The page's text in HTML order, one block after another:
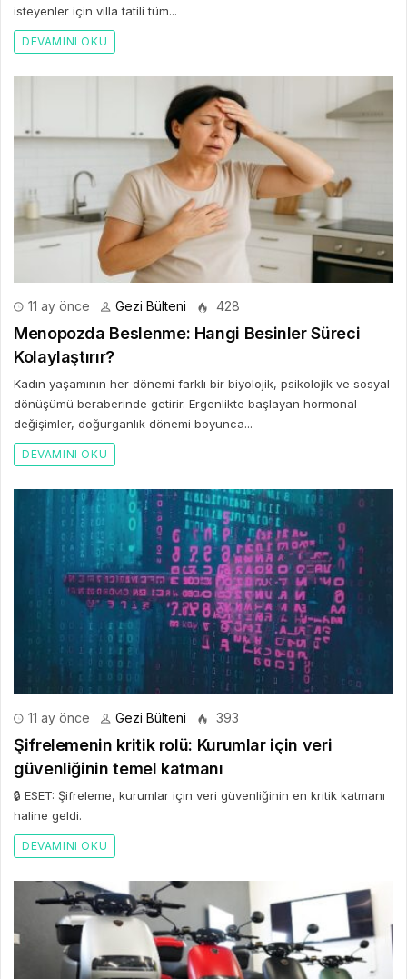
isteyenler için villa tatili tüm...
DEVAMINI OKU
11 ay önce Gezi Bülteni 428
Menopozda Beslenme: Hangi Besinler Süreci
Kolaylaştırır?
Kadın yaşamının her dönemi farklı bir biyolojik, psikolojik ve sosyal
dönüşümü beraberinde getirir. Ergenlikte başlayan hormonal
değişimler, doğurganlık dönemi boyunca...
DEVAMINI OKU
11 ay önce Gezi Bülteni 393
Şifrelemenin kritik rolü: Kurumlar için veri
güvenliğinin temel katmanı
🔒 ESET: Şifreleme, kurumlar için veri güvenliğinin en kritik katmanı
haline geldi.
DEVAMINI OKU